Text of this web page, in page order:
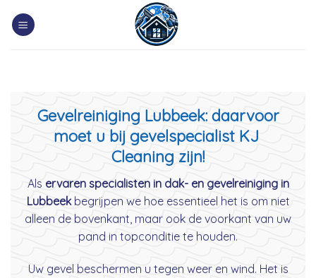
Gevelreiniging Lubbeek: daarvoor
moet u bij gevelspecialist KJ
Cleaning zijn!
Als ervaren specialisten in dak- en gevelreiniging in
Lubbeekbegrijpen we hoe essentieel het is om niet
alleen de bovenkant, maar ook de voorkant van uw
pand in topconditie te houden.
Uw gevel beschermen u tegen weer en wind. Het is